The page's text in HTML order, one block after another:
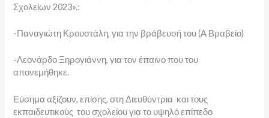
Σχολείων 2023».:
-Παναγιώτη Κρουστάλη, για την βράβευσή του (Α Βραβείο)
-Λεονάρδο Ξηρογιάννη, για τον έπαινο που του
απονεμήθηκε.
Εύσημα αξίζουν, επίσης, στη Διευθύντρια και τους
εκπαιδευτικούς του σχολείου για το υψηλό επίπεδο